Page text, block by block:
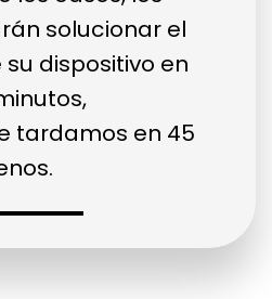
solucionar el
dispositivo en
tardamos en 45